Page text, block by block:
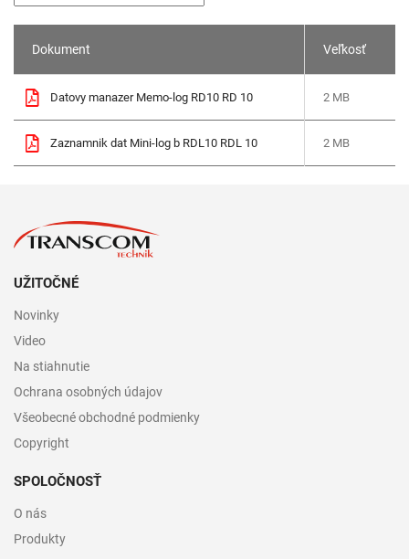
Dokument Veľkosť
Datovy manazer Memo-log RD10 RD 10 2 MB
Zaznamnik dat Mini-log b RDL10 RDL 10 2 MB
UŽITOČNÉ
Novinky
Video
Na stiahnutie
Ochrana osobných údajov
Všeobecné obchodné podmienky
Copyright
SPOLOČNOSŤ
O nás
Produkty